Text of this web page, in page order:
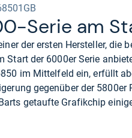
​Serie am
der ersten Hersteller, die
Start der 6000er Serie
im Mittelfeld ein, erfüllt
gegenüber der 5800er
getaufte Grafikchip